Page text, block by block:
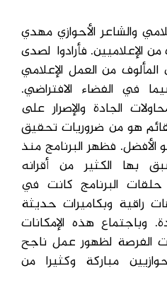
والشاعر الأحوازي مهدي
الإعلاميين. فأرادوا لصدى
المألوف من العمل الإعلامي
في الفضاء الافتراضي.
الجادة والإصرار على
هو من ضروريات تحقيق
الأفضل. فظهر البرنامج منذ
بها الكثير من أقرانه
حلقات البرنامج كانت في
راقية وبكاميرات حديثة
هذه الإمكانات
الفرصة لظهور عمل ناجح
مباركة وكثيرا من